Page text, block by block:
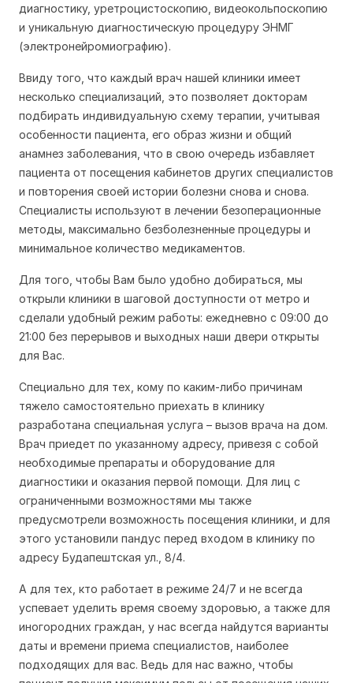
диагностику, уретроцистоскопию, видеокольпоскопию
и уникальную диагностическую процедуру ЭНМГ
(электронейромиографию).
Ввиду того, что каждый врач нашей клиники имеет
несколько специализаций, это позволяет докторам
подбирать индивидуальную схему терапии, учитывая
особенности пациента, его образ жизни и общий
анамнез заболевания, что в свою очередь избавляет
пациента от посещения кабинетов других специалистов
и повторения своей истории болезни снова и снова.
Специалисты используют в лечении безоперационные
методы, максимально безболезненные процедуры и
минимальное количество медикаментов.
Для того, чтобы Вам было удобно добираться, мы
открыли клиники в шаговой доступности от метро и
сделали удобный режим работы: ежедневно с 09:00 до
21:00 без перерывов и выходных наши двери открыты
для Вас.
Специально для тех, кому по каким-либо причинам
тяжело самостоятельно приехать в клинику
разработана специальная услуга – вызов врача на дом.
Врач приедет по указанному адресу, привезя с собой
необходимые препараты и оборудование для
диагностики и оказания первой помощи. Для лиц с
ограниченными возможностями мы также
предусмотрели возможность посещения клиники, и для
этого установили пандус перед входом в клинику по
адресу Будапештская ул., 8/4.
А для тех, кто работает в режиме 24/7 и не всегда
успевает уделить время своему здоровью, а также для
иногородних граждан, у нас всегда найдутся варианты
даты и времени приема специалистов, наиболее
подходящих для вас. Ведь для нас важно, чтобы